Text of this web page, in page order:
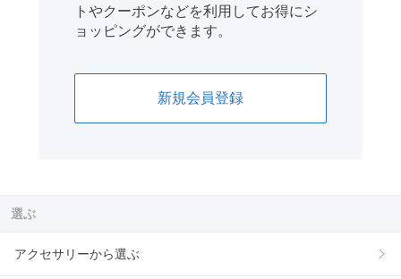
トやクーポンなどを利用してお得にシ
ョッピングができます。
新規会員登録
選ぶ
アクセサリーから選ぶ